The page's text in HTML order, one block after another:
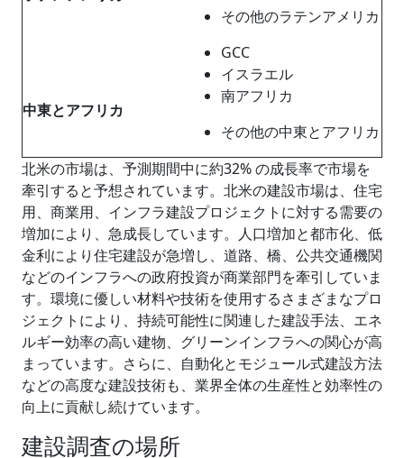
その他のラテンアメリカ
中東とアフリカ
GCC
イスラエル
南アフリカ
その他の中東とアフリカ
北米の市場は、予測期間中に約32% の成長率で市場を
牽引すると予想されています。北米の建設市場は、住宅
用、商業用、インフラ建設プロジェクトに対する需要の
増加により、急成長しています。人口増加と都市化、低
金利により住宅建設が急増し、道路、橋、公共交通機関
などのインフラへの政府投資が商業部門を牽引していま
す。環境に優しい材料や技術を使用するさまざまなプロ
ジェクトにより、持続可能性に関連した建設手法、エネ
ルギー効率の高い建物、グリーンインフラへの関心が高
まっています。さらに、自動化とモジュール式建設方法
などの高度な建設技術も、業界全体の生産性と効率性の
向上に貢献し続けています。
建設調査の場所